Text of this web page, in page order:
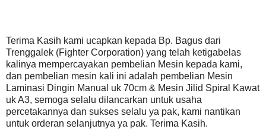
Terima Kasih kami ucapkan kepada Bp. Bagus dari
Trenggalek (Fighter Corporation) yang telah ketigabelas
kalinya mempercayakan pembelian Mesin kepada kami,
dan pembelian mesin kali ini adalah pembelian Mesin
Laminasi Dingin Manual uk 70cm & Mesin Jilid Spiral Kawat
uk A3, semoga selalu dilancarkan untuk usaha
percetakannya dan sukses selalu ya pak, kami nantikan
untuk orderan selanjutnya ya pak. Terima Kasih.